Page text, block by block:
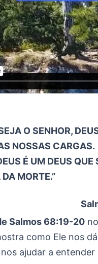
O SENHOR,
NOSSAS CARGAS.
É UM DEUS
MORTE.”
Salmos 68:19-20
como Ele nos
ajudar a entender